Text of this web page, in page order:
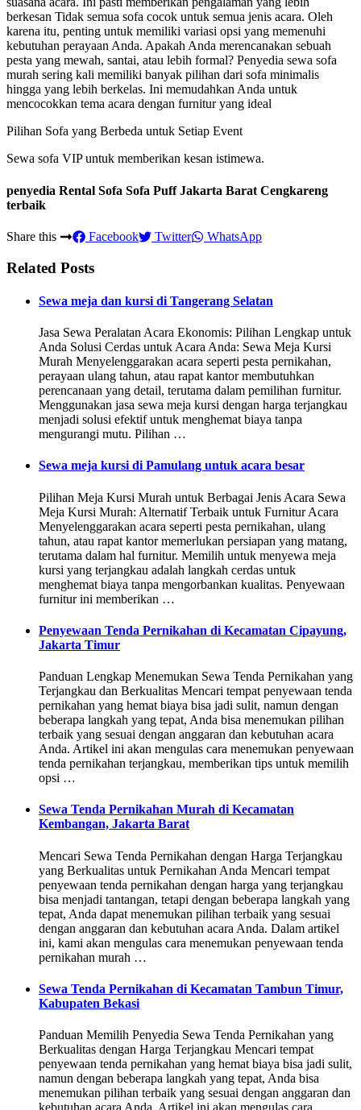
berkesan Tidak semua sofa cocok untuk semua jenis acara. Oleh
karena itu, penting untuk memiliki variasi opsi yang memenuhi
kebutuhan perayaan Anda. Apakah Anda merencanakan sebuah
pesta yang mewah, santai, atau lebih formal? Penyedia sewa sofa
murah sering kali memiliki banyak pilihan dari sofa minimalis
hingga yang lebih berkelas. Ini memudahkan Anda untuk
mencocokkan tema acara dengan furnitur yang ideal
Pilihan Sofa yang Berbeda untuk Setiap Event
Sewa sofa VIP untuk memberikan kesan istimewa.
penyedia Rental Sofa Sofa Puff Jakarta Barat Cengkareng
terbaik
Share this Facebook Twitter WhatsApp
Related Posts
Sewa meja dan kursi di Tangerang Selatan
Jasa Sewa Peralatan Acara Ekonomis: Pilihan Lengkap untuk
Anda Solusi Cerdas untuk Acara Anda: Sewa Meja Kursi
Murah Menyelenggarakan acara seperti pesta pernikahan,
perayaan ulang tahun, atau rapat kantor membutuhkan
perencanaan yang detail, terutama dalam pemilihan furnitur.
Menggunakan jasa sewa meja kursi dengan harga terjangkau
menjadi solusi efektif untuk menghemat biaya tanpa
mengurangi mutu. Pilihan …
Sewa meja kursi di Pamulang untuk acara besar
Pilihan Meja Kursi Murah untuk Berbagai Jenis Acara Sewa
Meja Kursi Murah: Alternatif Terbaik untuk Furnitur Acara
Menyelenggarakan acara seperti pesta pernikahan, ulang
tahun, atau rapat kantor memerlukan persiapan yang matang,
terutama dalam hal furnitur. Memilih untuk menyewa meja
kursi yang terjangkau adalah langkah cerdas untuk
menghemat biaya tanpa mengorbankan kualitas. Penyewaan
furnitur ini memberikan …
Penyewaan Tenda Pernikahan di Kecamatan Cipayung,
Jakarta Timur
Panduan Lengkap Menemukan Sewa Tenda Pernikahan yang
Terjangkau dan Berkualitas Mencari tempat penyewaan tenda
pernikahan yang hemat biaya bisa jadi sulit, namun dengan
beberapa langkah yang tepat, Anda bisa menemukan pilihan
terbaik yang sesuai dengan anggaran dan kebutuhan acara
Anda. Artikel ini akan mengulas cara menemukan penyewaan
tenda pernikahan terjangkau, memberikan tips untuk memilih
opsi …
Sewa Tenda Pernikahan Murah di Kecamatan
Kembangan, Jakarta Barat
Mencari Sewa Tenda Pernikahan dengan Harga Terjangkau
yang Berkualitas untuk Pernikahan Anda Mencari tempat
penyewaan tenda pernikahan dengan harga yang terjangkau
bisa menjadi tantangan, tetapi dengan beberapa langkah yang
tepat, Anda dapat menemukan pilihan terbaik yang sesuai
dengan anggaran dan kebutuhan acara Anda. Dalam artikel
ini, kami akan mengulas cara menemukan penyewaan tenda
pernikahan murah …
Sewa Tenda Pernikahan di Kecamatan Tambun Timur,
Kabupaten Bekasi
Panduan Memilih Penyedia Sewa Tenda Pernikahan yang
Berkualitas dengan Harga Terjangkau Mencari tempat
penyewaan tenda pernikahan yang hemat biaya bisa jadi sulit,
namun dengan beberapa langkah yang tepat, Anda bisa
menemukan pilihan terbaik yang sesuai dengan anggaran dan